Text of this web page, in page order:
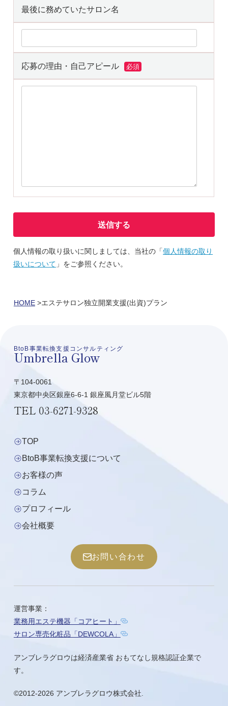
最後に務めていたサロン名
応募の理由・自己アピール 必須
個人情報の取り扱いに関しましては、当社の「個人情報の取り
扱いについて 」をご参照ください。
HOME エステサロン独立開業支援(出資)プラン
BtoB事業転換支援コンサルティング
Umbrella Glow
〒104-0061
東京都中央区銀座6-6-1 銀座風月堂ビル5階
TEL 03-6271-9328
TOP
BtoB事業転換支援について
お客様の声
コラム
プロフィール
会社概要
お問い合わせ
運営事業：
業務用エステ機器「コアヒート」
サロン専売化粧品「DEWCOLA」
アンブレラグロウは経済産業省 おもてなし規格認証企業で
す。
©2012-2026 アンブレラグロウ株式会社